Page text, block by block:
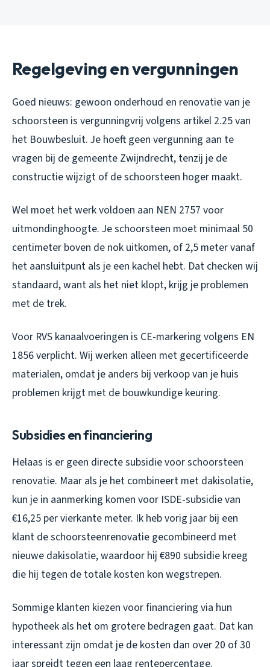
Regelgeving en vergunningen
Goed nieuws: gewoon onderhoud en renovatie van je
schoorsteen is vergunningvrij volgens artikel 2.25 van
het Bouwbesluit. Je hoeft geen vergunning aan te
vragen bij de gemeente Zwijndrecht, tenzij je de
constructie wijzigt of de schoorsteen hoger maakt.
Wel moet het werk voldoen aan NEN 2757 voor
uitmondinghoogte. Je schoorsteen moet minimaal 50
centimeter boven de nok uitkomen, of 2,5 meter vanaf
het aansluitpunt als je een kachel hebt. Dat checken wij
standaard, want als het niet klopt, krijg je problemen
met de trek.
Voor RVS kanaalvoeringen is CE-markering volgens EN
1856 verplicht. Wij werken alleen met gecertificeerde
materialen, omdat je anders bij verkoop van je huis
problemen krijgt met de bouwkundige keuring.
Subsidies en financiering
Helaas is er geen directe subsidie voor schoorsteen
renovatie. Maar als je het combineert met dakisolatie,
kun je in aanmerking komen voor ISDE-subsidie van
€16,25 per vierkante meter. Ik heb vorig jaar bij een
klant de schoorsteenrenovatie gecombineerd met
nieuwe dakisolatie, waardoor hij €890 subsidie kreeg
die hij tegen de totale kosten kon wegstrepen.
Sommige klanten kiezen voor financiering via hun
hypotheek als het om grotere bedragen gaat. Dat kan
interessant zijn omdat je de kosten dan over 20 of 30
jaar spreidt tegen een laag rentepercentage.